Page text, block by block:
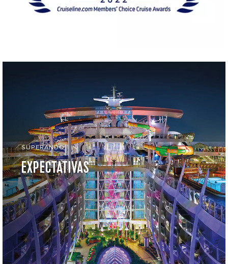
SUPERANDO
EXPECTATIVAS